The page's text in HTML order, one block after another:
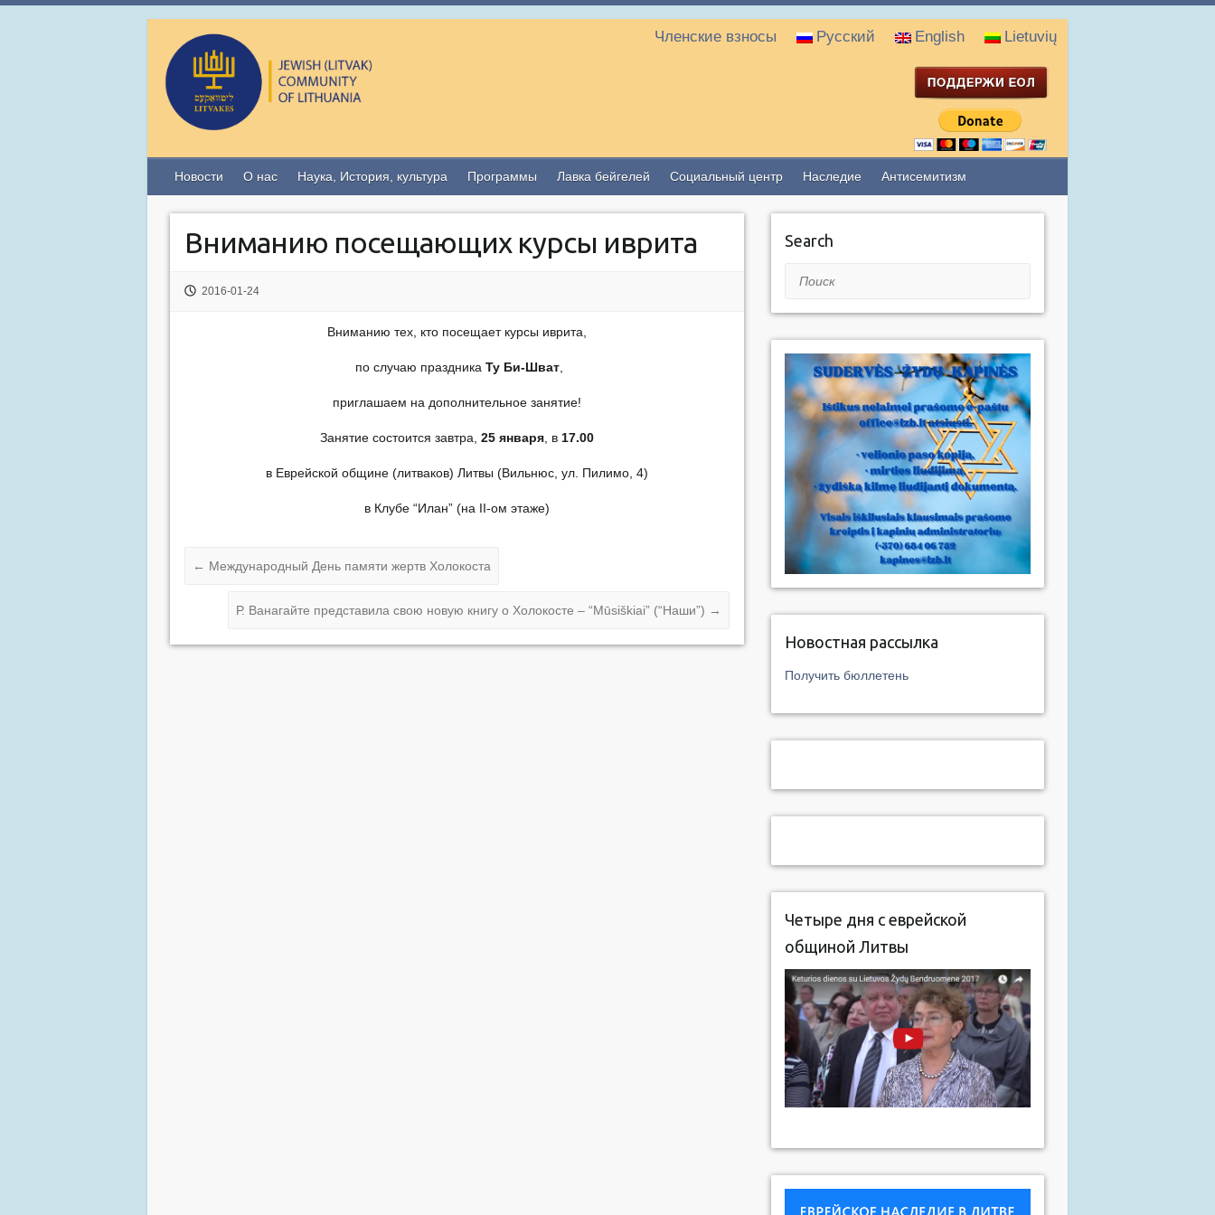
Членские взносы Русский English Lietuvių
Новости О нас Наука, История, культура Программы Лавка бейгелей Социальный центр Наследие Антисемитизм
Вниманию посещающих курсы иврита
2016-01-24
Вниманию тех, кто посещает курсы иврита,
по случаю праздника Ту Би-Шват,
приглашаем на дополнительное занятие!
Занятие состоится завтра,25 января , в 17.00
в Еврейской общине (литваков) Литвы (Вильнюс, ул. Пилимо, 4)
в Клубе “Илан” (на II-ом этаже)
← Международный День памяти жертв Холокоста
Р. Ванагайте представила свою новую книгу о Холокосте – “Mūsiškiai” (“Наши”) →
Search
Поиск
Новостная рассылка
Получить бюллетень
Четыре дня с еврейской
общиной Литвы